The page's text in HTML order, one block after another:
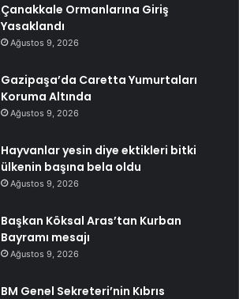
Çanakkale Ormanlarına Giriş
Yasaklandı
Ağustos 9, 2026
Gazipaşa’da Caretta Yumurtaları
Koruma Altında
Ağustos 9, 2026
Hayvanlar yesin diye ektikleri bitki
ülkenin başına bela oldu
Ağustos 9, 2026
Başkan Köksal Aras’tan Kurban
Bayramı mesajı
Ağustos 9, 2026
BM Genel Sekreteri’nin Kıbrıs